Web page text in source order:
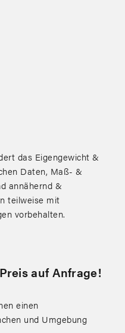
das Eigengewicht &
Daten, Maß- &
annähernd &
teilweise mit
vorbehalten.
Preis auf Anfrage!
einen
und Umgebung